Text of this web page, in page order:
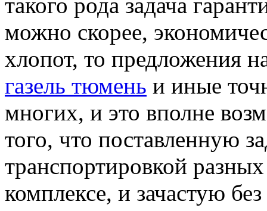
такого рода задача
можно скорее,
хлопот, то предложения
газель тюмень и иные
многих, и это вполне
того, что поставленную
транспортировкой
комплексе, и зачастую